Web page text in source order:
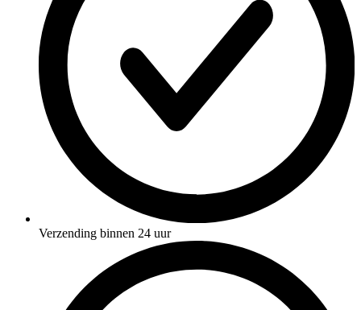
Verzending binnen 24 uur